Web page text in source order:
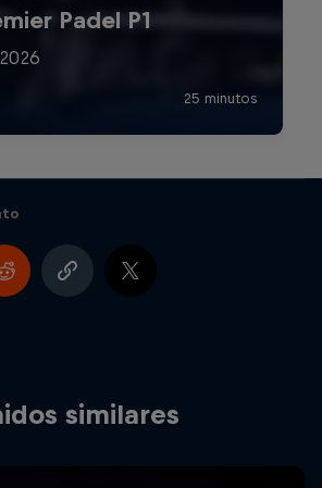
similares